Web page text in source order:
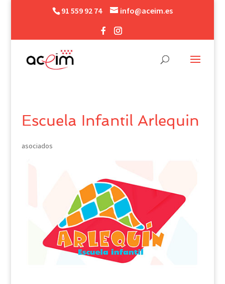
91 559 92 74 info@aceim.es
Escuela Infantil Arlequin
asociados